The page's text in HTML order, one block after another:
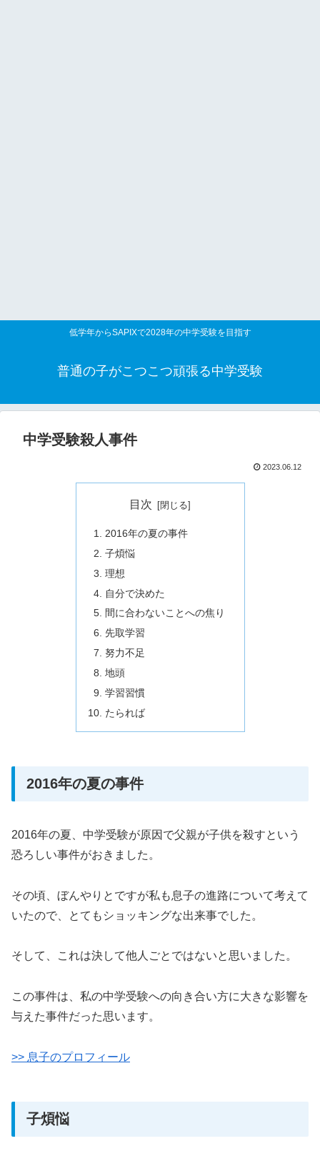
低学年からSAPIXで2028年の中学受験を目指す
普通の子がこつこつ頑張る中学受験
中学受験殺人事件
2023.06.12
目次
2016年の夏の事件
子煩悩
理想
自分で決めた
間に合わないことへの焦り
先取学習
努力不足
地頭
学習習慣
たられば
2016年の夏の事件
2016年の夏、中学受験が原因で父親が子供を殺すという
恐ろしい事件がおきました。
その頃、ぼんやりとですが私も息子の進路について考えて
いたので、とてもショッキングな出来事でした。
そして、これは決して他人ごとではないと思いました。
この事件は、私の中学受験への向き合い方に大きな影響を
与えた事件だった思います。
>> 息子のプロフィール
子煩悩